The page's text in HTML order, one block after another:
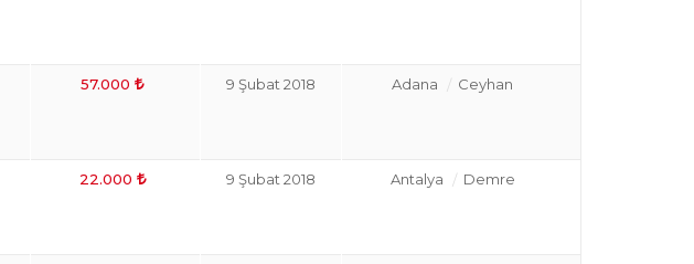
57.000 9 Şubat 2018 Adana Ceyhan
22.000 9 Şubat 2018 Antalya Demre